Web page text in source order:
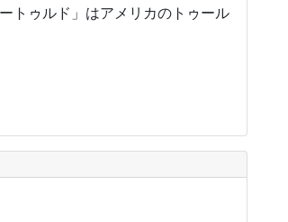
トゥルド」はアメリカのトゥール